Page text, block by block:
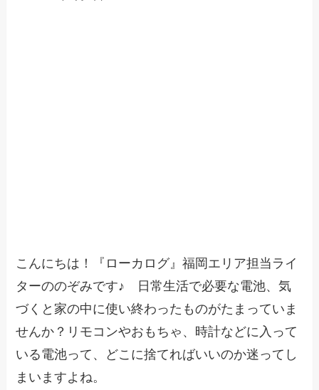
こんにちは！『ローカログ』福岡エリア担当ライ
ターののぞみです♪ 日常生活で必要な電池、気
づくと家の中に使い終わったものがたまっていま
せんか？リモコンやおもちゃ、時計などに入って
いる電池って、どこに捨てればいいのか迷ってし
まいますよね。